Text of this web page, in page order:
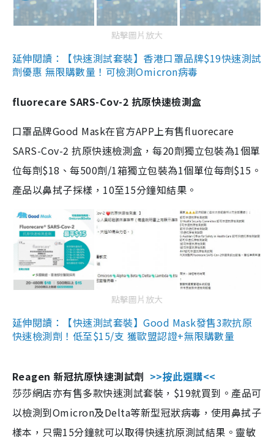
點擊圖片放大
延伸閱讀：【快速測試套裝】香港口罩品牌$19快速測試
劑優惠 無限購數量！可檢測Omicron病毒
fluorecare SARS-Cov-2 抗原快速檢測盒
口罩品牌Good Mask在官方APP上有售fluorecare
SARS-Cov-2 抗原快速檢測盒，每20劑獨立包裝為1個單
位每劑$18、每500劑/1箱獨立包裝為1個單位每劑$15。
產品以鼻拭子採樣，10至15分鐘知結果。
點擊圖片放大
延伸閱讀：【快速測試套裝】Good Mask發售3款抗原
快速檢測劑！低至$15/支 獲歐盟認證+無限購數量
Reagen 新冠抗原快速測試劑 >>按此選購<<
莎莎網店亦有售多款快速測試套裝，$19就買到。產品可
以檢測到Omicron及Delta等新型冠狀病毒，使用鼻拭子
樣本，只需15分鐘就可以取得快速抗原測試結果。靈敏